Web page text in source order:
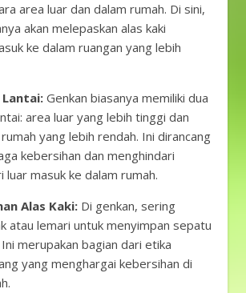
area luar dan dalam rumah. Di sini,
akan melepaskan alas kaki
ke dalam ruangan yang lebih
Genkan biasanya memiliki dua
area luar yang lebih tinggi dan
yang lebih rendah. Ini dirancang
kebersihan dan menghindari
luar masuk ke dalam rumah.
Alas Kaki: Di genkan, sering
atau lemari untuk menyimpan sepatu
merupakan bagian dari etika
yang menghargai kebersihan di